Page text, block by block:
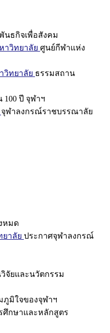
นธกิจเพื่อสังคม
าวิทยาลัย ศูนย์กีฬาแห่ง
วิทยาลัย ธรรมสถาน
100 ปี จุฬาฯ
จุฬาลงกรณ์ราชบรรณาลัย
หมด
าลัย ประกาศจุฬาลงกรณ์
วิจัยและนวัตกรรม
ภูมิใจของจุฬาฯ
ศึกษาและหลักสูตร